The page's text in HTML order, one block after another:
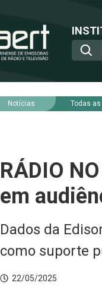
Notícias Todas
RÁDIO
em
Dados da
como suporte
22/05/2025